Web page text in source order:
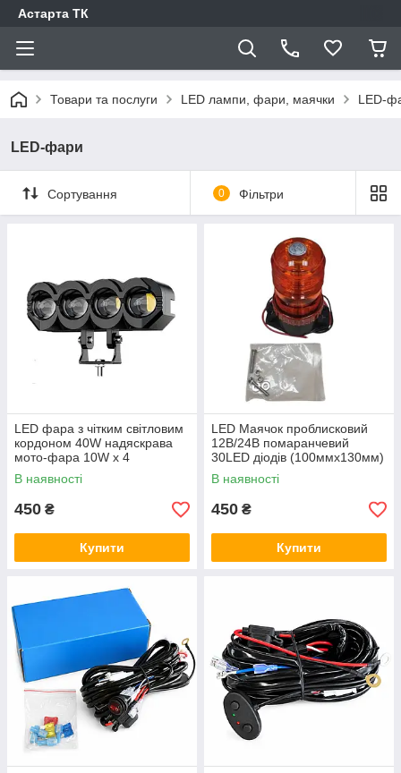
Астарта ТК
Товари та послуги LED лампи, фари, маячки LED-
LED-фари
Сортування 0 Фільтри
LED фара з чітким світловим
кордоном 40W надяскрава
мото-фара 10W х 4
ближне+дальне світло
В наявності
450 ₴
Купити
LED Маячок проблисковий
12В/24В помаранчевий
30LED діодів (100ммх130мм)
В наявності
450 ₴
Купити